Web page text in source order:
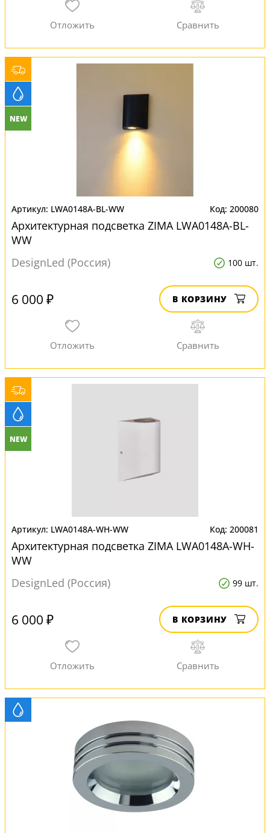
NEW
LWA0148A-BL-WW 200080
Архитектурная подсветка ZIMA LWA0148A-BL-
WW
DesignLed (Россия)
100 шт.
6 000 ₽ В КОРЗИНУ
NEW
LWA0148A-WH-WW 200081
Архитектурная подсветка ZIMA LWA0148A-WH-
WW
DesignLed (Россия)
99 шт.
6 000 ₽ В КОРЗИНУ